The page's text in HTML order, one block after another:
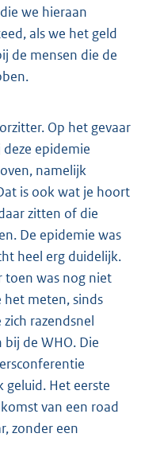
we hieraan
als we het geld
de mensen die de
Op het gevaar
epidemie
namelijk
is ook wat je hoort
zitten of die
De epidemie was
heel erg duidelijk.
toen was nog niet
het meten, sinds
razendsnel
de WHO. Die
geluid. Het eerste
van een road
zonder een